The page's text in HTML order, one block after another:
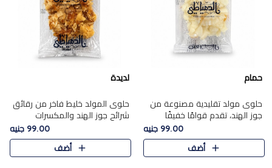
حمام
حلوى مولد تقليدية مصنوعة من
جوز الهند، تقدم قوامًا خفيفًا
ونكهة شرقية أصيلة تجسد روح
الـموسم الأعياد.
99.00 جنيه
أضف
لديدة
حلوى المولد خليط فاخر من رقائق
شرائح جوز الهند والمكسرات
المحمصة، متماسك بشراب حلاوة
الكراميل الخفيفة ليمنحك قرمشة
غنية ومذاقًا شرقيًا أصيلً..
99.00 جنيه
أضف